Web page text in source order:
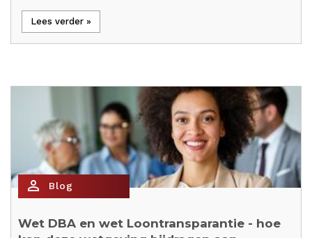
Lees verder »
person_outline Blog
Wet DBA en wet Loontransparantie - hoe